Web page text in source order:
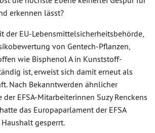
erkennen lässt?
der EU-Lebensmittelsicherheitsbehörde,
von Gentech-Pflanzen,
wie Bisphenol A in Kunststoff-
ist, erweist sich damit erneut als
Nach Bekanntwerden ähnlicher
EFSA-Mitarbeiterinnen Suzy Renckens
das Europaparlament der EFSA
gesperrt.